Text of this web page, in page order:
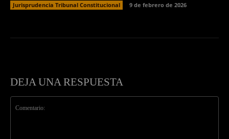
Jurisprudencia Tribunal Constitucional 9 de febrero de 2026
DEJA UNA RESPUESTA